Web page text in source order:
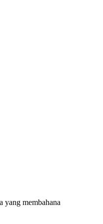
yang membahana